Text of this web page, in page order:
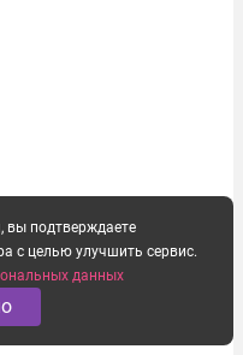
вы подтверждаете
с целью улучшить сервис.
данных